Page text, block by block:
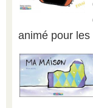
animé pour les